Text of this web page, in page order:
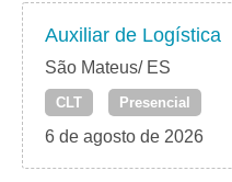
Auxiliar de Logística
São Mateus/ ES
CLT Presencial
6 de agosto de 2026